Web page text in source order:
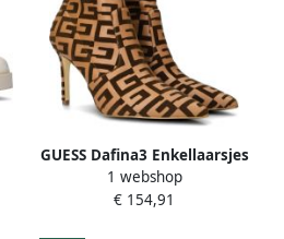
GUESS Dafina3 Enkellaarsjes
Enkelboots Dames Cognac
1 webshop
€ 154,91